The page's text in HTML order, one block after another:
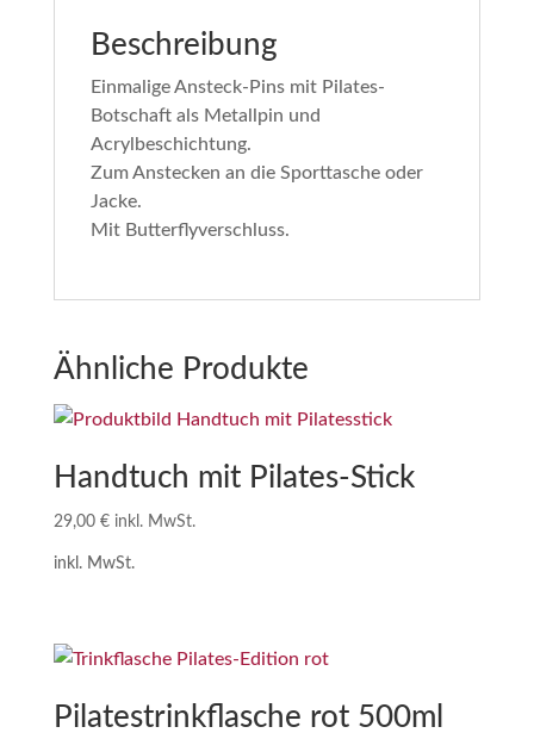
Beschreibung
Einmalige Ansteck-Pins mit Pilates-
Botschaft als Metallpin und
Acrylbeschichtung.
Zum Anstecken an die Sporttasche oder
Jacke.
Mit Butterflyverschluss.
Ähnliche Produkte
Handtuch mit Pilates-Stick
29,00 € inkl. MwSt.
inkl. MwSt.
Pilatestrinkflasche rot 500ml